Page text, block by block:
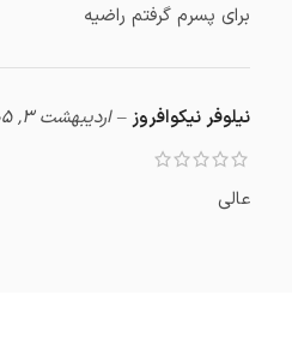
برای پسرم گرفتم راضیه
نیلوفر نیکوافروز– اردیبهشت 3, 1405
عالی